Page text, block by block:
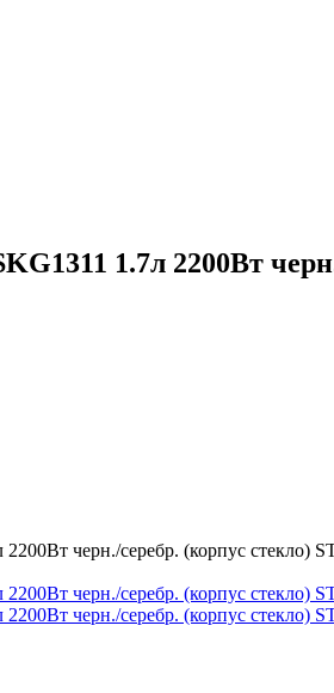
1.7л 2200Вт
черн./серебр. (корпус стекло)